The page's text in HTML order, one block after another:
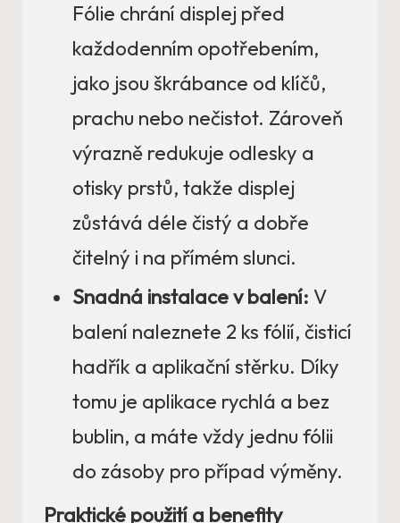
Fólie chrání displej před
každodenním opotřebením,
jako jsou škrábance od klíčů,
prachu nebo nečistot. Zároveň
výrazně redukuje odlesky a
otisky prstů, takže displej
zůstává déle čistý a dobře
čitelný i na přímém slunci.
Snadná instalace v balení: V
balení naleznete 2 ks fólií, čisticí
hadřík a aplikační stěrku. Díky
tomu je aplikace rychlá a bez
bublin, a máte vždy jednu fólii
do zásoby pro případ výměny.
Praktické použití a benefity